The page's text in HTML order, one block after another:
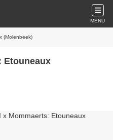
MENU
(Molenbeek)
Etouneaux